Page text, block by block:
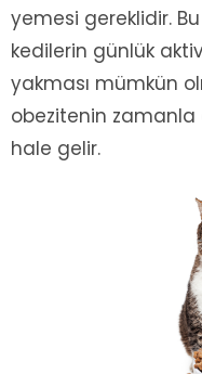
yemesi gereklidir.
kedilerin günlük
yakması mümkün
obezitenin zamanla
hale gelir.